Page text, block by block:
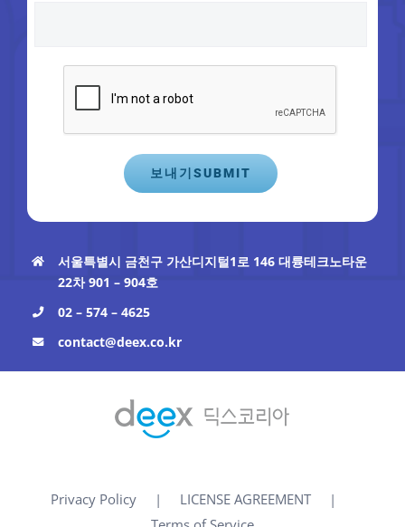
서울특별시 금천구 가산디지털1로 146 대륭테크노타운
22차 901 – 904호
02 – 574 – 4625
contact@deex.co.kr
Privacy Policy
LICENSE AGREEMENT